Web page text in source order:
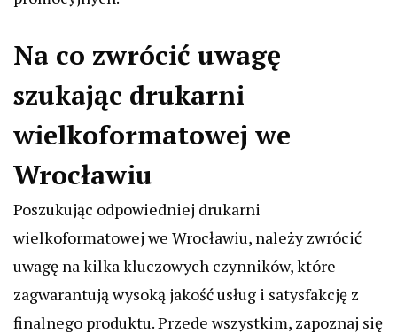
Na co zwrócić uwagę
szukając drukarni
wielkoformatowej we
Wrocławiu
Poszukując odpowiedniej drukarni
wielkoformatowej we Wrocławiu, należy zwrócić
uwagę na kilka kluczowych czynników, które
zagwarantują wysoką jakość usług i satysfakcję z
finalnego produktu. Przede wszystkim, zapoznaj się